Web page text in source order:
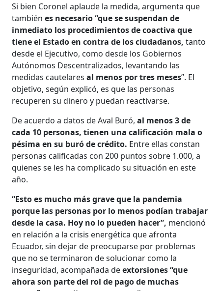
Si bien Coronel aplaude la medida, argumenta que
tambiénes necesario “que se suspendan de
inmediato los procedimientos de coactiva que
tiene el Estado en contra de los ciudadanos,tanto
desde el Ejecutivo, como desde los Gobiernos
Autónomos Descentralizados, levantando las
medidas cautelaresal menos por tres meses”. El
objetivo, según explicó, es que las personas
recuperen su dinero y puedan reactivarse.
De acuerdo a datos de Aval Buró,al menos 3 de
cada 10 personas, tienen una calificación mala o
pésima en su buró de crédito. Entre ellas constan
personas calificadas con 200 puntos sobre 1.000, a
quienes se les ha complicado su situación en este
año.
“Esto es mucho más grave que la pandemia
porque las personas por lo menos podían trabajar
desde la casa. Hoy no lo pueden hacer”, mencionó
en relación a la crisis energética que afronta
Ecuador, sin dejar de preocuparse por problemas
que no se terminaron de solucionar como la
inseguridad, acompañada deextorsiones “que
ahora son parte del rol de pago de muchas